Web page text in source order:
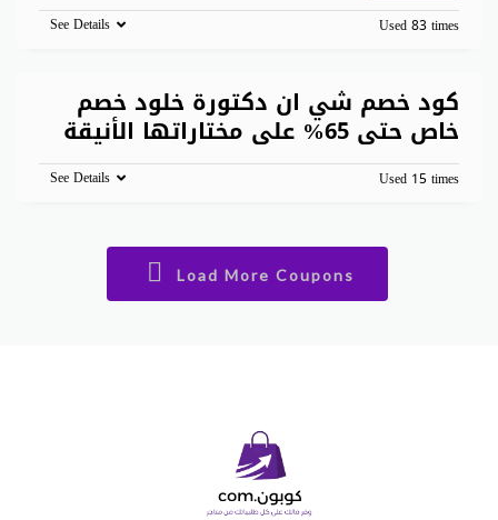
Used 83 times
See Details
كود خصم شي ان دكتورة خلود خصم
خاص حتى 65% على مختاراتها الأنيقة
Used 15 times
See Details
Load More Coupons